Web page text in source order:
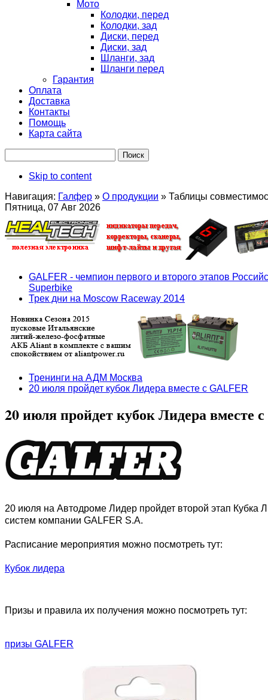
Мото
Колодки, перед
Колодки, зад
Диски, перед
Диски, зад
Шланги, зад
Шланги перед
Гарантия
Оплата
Доставка
Контакты
Помощь
Карта сайта
Skip to content
Навигация: Галфер » О продукции » Таблицы
Пятница, 07 Авг 2026
GALFER - чемпион первого и второго этапов
Superbike
Трек дни на Moscow Raceway 2014
Тренинги на АДМ Москва
20 июля пройдет кубок Лидера вместе с GALFER
20 июля пройдет кубок Лидера вместе
20 июля на Автодроме Лидер пройдет второй этап Кубка
систем компании GALFER S.A.
Расписание мероприятия можно посмотреть тут:
Кубок лидера
Призы и правила их получения можно посмотреть тут:
призы GALFER